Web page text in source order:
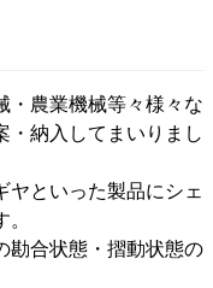
・農業機械等々様々な
・納入してまいりまし
ヤといった製品にシェ
勘合状態・摺動状態の